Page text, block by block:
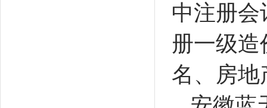
中注册会
册一级造
名、房地